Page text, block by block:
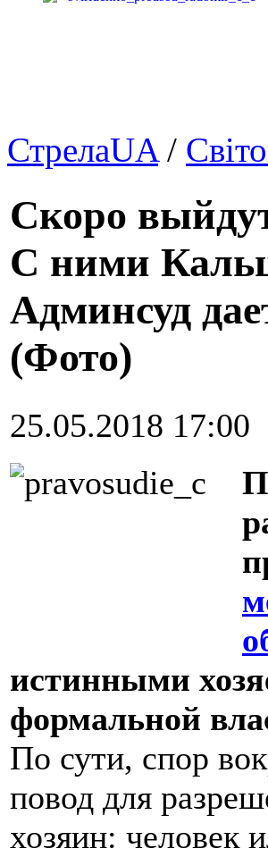
СтрелаUA/
Скоро
С ними
Админсуд
(Фото)
25.05.2018 17:00
истинными
формальной
По сути, спор
повод для
хозяин: человек